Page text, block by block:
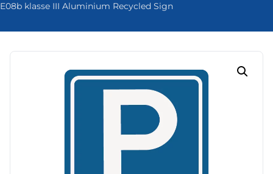
E08b klasse III Aluminium Recycled Sign